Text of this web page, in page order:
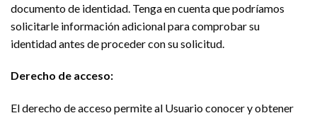
documento de identidad. Tenga en cuenta que podríamos
solicitarle información adicional para comprobar su
identidad antes de proceder con su solicitud.
Derecho de acceso:
El derecho de acceso permite al Usuario conocer y obtener